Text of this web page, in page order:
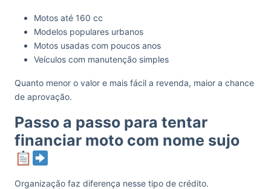
Motos até 160 cc
Modelos populares urbanos
Motos usadas com poucos anos
Veículos com manutenção simples
Quanto menor o valor e mais fácil a revenda, maior a chance
de aprovação.
Passo a passo para tentar
financiar moto com nome sujo
Organização faz diferença nesse tipo de crédito.